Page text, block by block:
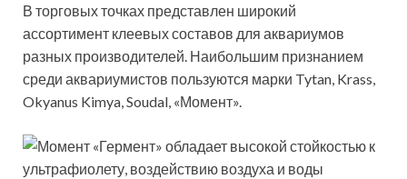
В торговых точках представлен широкий
ассортимент клеевых составов для аквариумов
разных производителей. Наибольшим признанием
среди аквариумистов пользуются марки Tytan, Krass,
Okyanus Kimya, Soudal, «Момент».